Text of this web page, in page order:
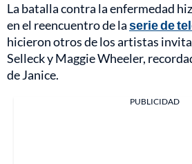
La batalla contra la enfermedad
en el reencuentro de laserie de
hicieron otros de los artistas
Selleck y Maggie Wheeler,
de Janice.
PUBLICIDAD